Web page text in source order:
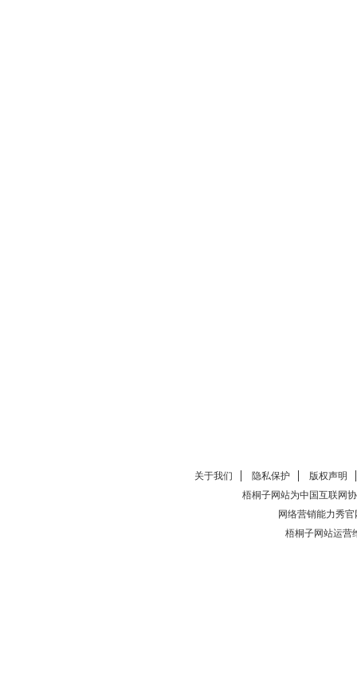
关于我们 隐私保护
版权声明
梧桐子网站为中国互联网
网络营销能力秀官
梧桐子网站运营